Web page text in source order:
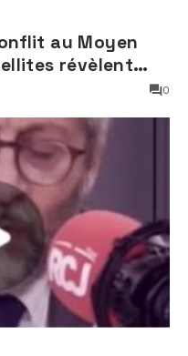
au Moyen
révèlent
» sur
0